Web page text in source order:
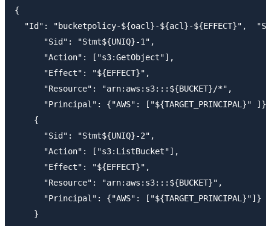
{
"Id": "bucketpolicy-${oacl}-${acl}-${EFFECT}",
      "Sid": "Stmt${UNIQ}-1",
      "Action": ["s3:GetObject"],
      "Effect": "${EFFECT}",
      "Resource": "arn:aws:s3:::${BUCKET}/*",
"Principal": {"AWS": ["${TARGET_PRINCIPAL}"
    {
      "Sid": "Stmt${UNIQ}-2",
      "Action": ["s3:ListBucket"],
      "Effect": "${EFFECT}",
      "Resource": "arn:aws:s3:::${BUCKET}",
      "Principal": {"AWS": ["${TARGET_PRINCIPAL}"]}
    }